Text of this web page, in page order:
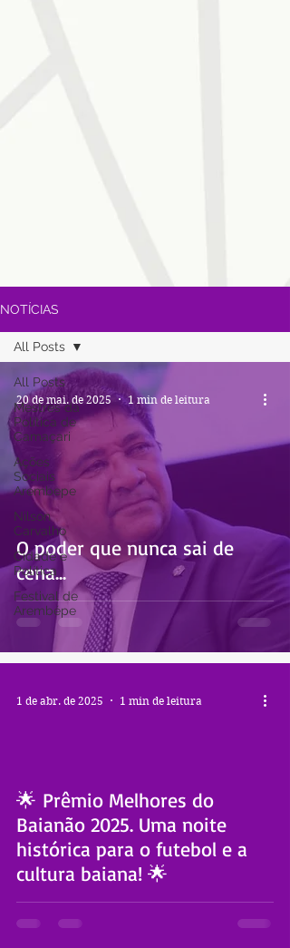
NOTÍCIAS
All Posts
Mestres da
Política de
Camaçari
Ações
Sociais
Arembepe
Nilson
Carvalho
Cidade e
Política
Festival de
Arembépe
All Posts
O poder que nunca sai de
cena...
20 de mai. de 2025 1 min de leitura
🌟 Prêmio Melhores do
Baianão 2025. Uma noite
histórica para o futebol e a
cultura baiana! 🌟
1 de abr. de 2025 1 min de leitura